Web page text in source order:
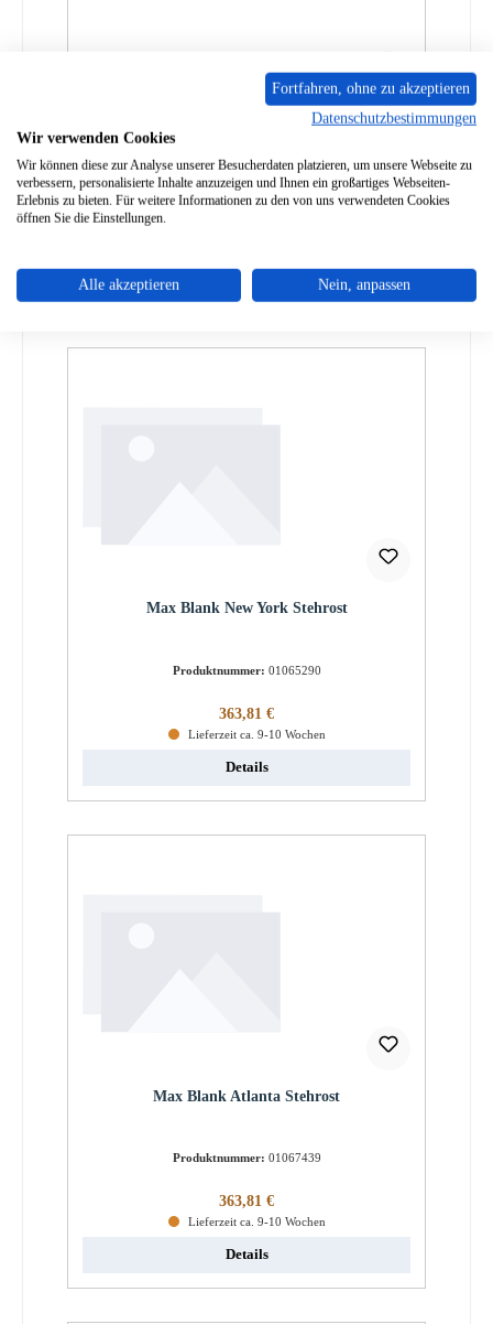
Max Blank New Fire Stehrost A
Produktnummer:01038438
Max Blank New York Stehrost
Produktnummer: 01065290
Regulärer Preis:
363,81 €
Lieferzeit ca. 9-10 Wochen
Details
Max Blank Atlanta Stehrost
Produktnummer: 01067439
Regulärer Preis:
363,81 €
Lieferzeit ca. 9-10 Wochen
Details
Fortfahren, ohne zu akzeptieren
Datenschutzbestimmungen
Wir verwenden Cookies
Wir können diese zur Analyse unserer Besucherdaten platzieren, um unsere Webseite zu
verbessern, personalisierte Inhalte anzuzeigen und Ihnen ein großartiges Webseiten-
Erlebnis zu bieten. Für weitere Informationen zu den von uns verwendeten Cookies
öffnen Sie die Einstellungen.
Alle akzeptieren Nein, anpassen